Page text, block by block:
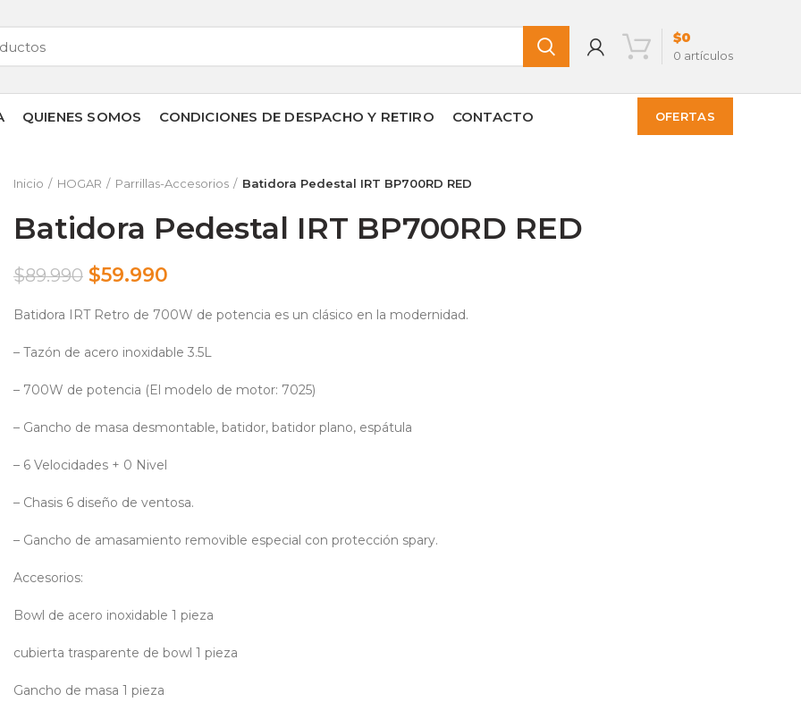
0 artículos
$0
QUIENES SOMOS CONDICIONES DE DESPACHO Y RETIRO CONTACTO OFERTAS
Inicio HOGAR Parrillas-Accesorios Batidora Pedestal IRT BP700RD RED
Batidora Pedestal IRT BP700RD RED
$89.990 $59.990
Batidora IRT Retro de 700W de potencia es un clásico en la modernidad.
– Tazón de acero inoxidable 3.5L
– 700W de potencia (El modelo de motor: 7025)
– Gancho de masa desmontable, batidor, batidor plano, espátula
– 6 Velocidades + 0 Nivel
– Chasis 6 diseño de ventosa.
– Gancho de amasamiento removible especial con protección spary.
Accesorios:
Bowl de acero inoxidable 1 pieza
cubierta trasparente de bowl 1 pieza
Gancho de masa 1 pieza